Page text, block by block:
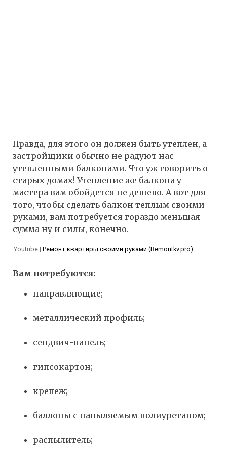
Правда, для этого он должен быть утеплен, а
застройщики обычно не радуют нас
утепленными балконами. Что уж говорить о
старых домах! Утепление же балкона у
мастера вам обойдется не дешево. А вот для
того, чтобы сделать балкон теплым своими
руками, вам потребуется гораздо меньшая
сумма ну и силы, конечно.
Youtube | Ремонт квартиры своими руками (Remontkv.pro)
Вам потребуются:
направляющие;
металлический профиль;
сендвич-панель;
гипсокартон;
крепеж;
баллоны с напыляемым полиуретаном;
распылитель;